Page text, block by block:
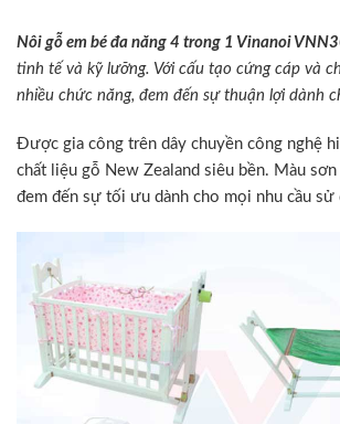
Nôi gỗ em bé đa năng 4 trong 1 Vinanoi
tinh tế và kỹ lưỡng. Với cấu tạo cứng cáp và
nhiều chức năng, đem đến sự thuận lợi dành
Được gia công trên dây chuyền công nghệ
chất liệu gỗ New Zealand siêu bền. Màu
đem đến sự tối ưu dành cho mọi nhu cầu sử